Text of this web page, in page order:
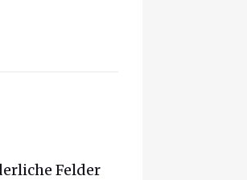
Felder